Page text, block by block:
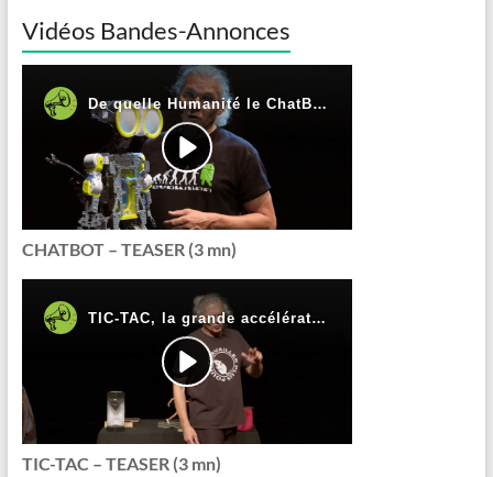
Vidéos Bandes-Annonces
CHATBOT – TEASER (3 mn)
TIC-TAC – TEASER (3 mn)